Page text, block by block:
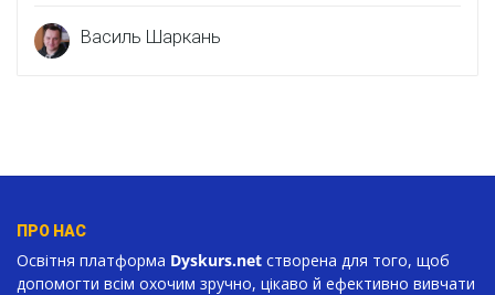
Василь Шаркань
ПРО НАС
Освітня платформа Dyskurs.net створена для того, щоб
допомогти всім охочим зручно, цікаво й ефективно вивчати